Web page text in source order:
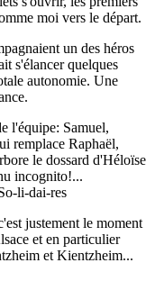
moi vers le départ.
un des héros
s'élancer quelques
autonomie. Une
l'équipe: Samuel,
remplace Raphaël,
le dossard d'Héloïse
incognito!...
li-dai-res
justement le moment
et en particulier
et Kientzheim...